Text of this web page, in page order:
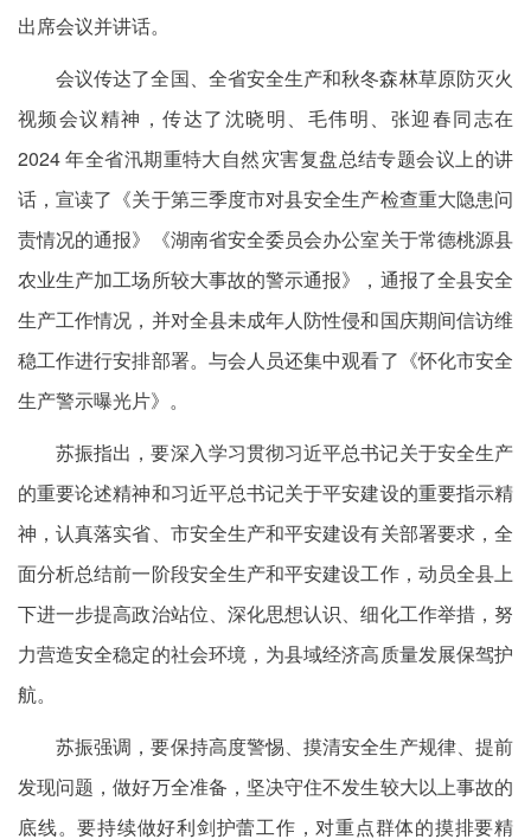
出席会议并讲话。
会议传达了全国、全省安全生产和秋冬森林草原防灭火
视频会议精神，传达了沈晓明、毛伟明、张迎春同志在
2024 年全省汛期重特大自然灾害复盘总结专题会议上的讲
话，宣读了《关于第三季度市对县安全生产检查重大隐患问
责情况的通报》《湖南省安全委员会办公室关于常德桃源县
农业生产加工场所较大事故的警示通报》，通报了全县安全
生产工作情况，并对全县未成年人防性侵和国庆期间信访维
稳工作进行安排部署。与会人员还集中观看了《怀化市安全
生产警示曝光片》。
苏振指出，要深入学习贯彻习近平总书记关于安全生产
的重要论述精神和习近平总书记关于平安建设的重要指示精
神，认真落实省、市安全生产和平安建设有关部署要求，全
面分析总结前一阶段安全生产和平安建设工作，动员全县上
下进一步提高政治站位、深化思想认识、细化工作举措，努
力营造安全稳定的社会环境，为县域经济高质量发展保驾护
航。
苏振强调，要保持高度警惕、摸清安全生产规律、提前
发现问题，做好万全准备，坚决守住不发生较大以上事故的
底线。要持续做好利剑护蕾工作，对重点群体的摸排要精